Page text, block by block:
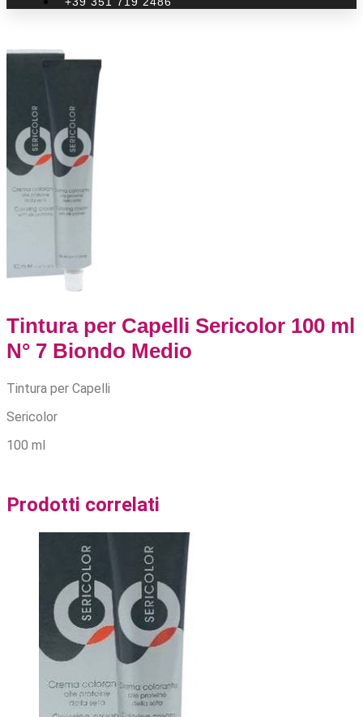
Tintura per Capelli Sericolor 100 ml
N° 7 Biondo Medio
Tintura per Capelli
Sericolor
100 ml
Prodotti correlati